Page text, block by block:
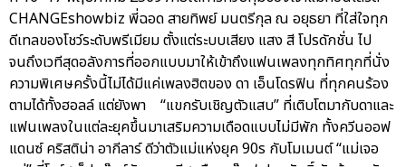
CHANGEshowbiz พี่ฉอด สายทิพย์ มนตรีกุล ณ อยุธยา ที่ใส่ใจทุก
ดีเทลของโชว์ระดับพรีเมียม ตั้งแต่ระบบเสียง แสง สี โปรดักชั่น ไป
จนถึงเวทีสุดอลังการที่ออกแบบมาให้เข้าถึงแฟนเพลงทุกทิศทุกที่นั่ง
ความพิเศษครั้งนี้ไม่ได้มีแค่เพลงฮิตของ ดา เอ็นโดรฟิน ที่ทุกคนร้อง
ตามได้ทั้งฮอลล์ แต่ยังพา “แขกรับเชิญตัวแสบ” ที่เติบโตมากับดาและ
แฟนเพลงในแต่ละยุคขึ้นมาเสริมความเดือดแบบไม่มีพัก ทั้งควีนออฟ
แดนซ์ คริสติน่า อากีลาร์ ดีว่าตัวแม่แห่งยุค 90s กับโมเมนต์ “แม่เจอ